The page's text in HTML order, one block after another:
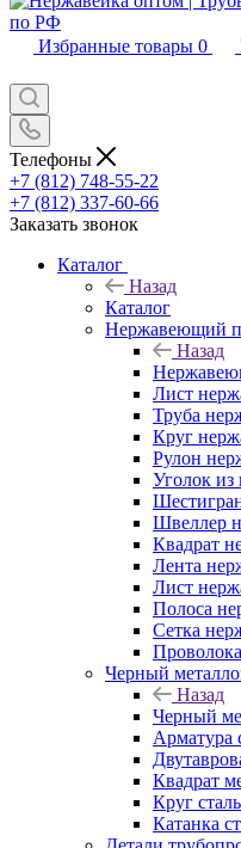
Избранные товары 0
Телефоны
+7 (812) 748-55-22
+7 (812) 337-60-66
Заказать звонок
Каталог
Назад
Каталог
Нержавеющий
Назад
Лист
Труба
Круг
Рулон
Уголок
Швеллер
Квадрат
Лента
Лист
Полоса
Сетка
Черный
Назад
Черный
Арматура
Квадрат
Круг
Катанка